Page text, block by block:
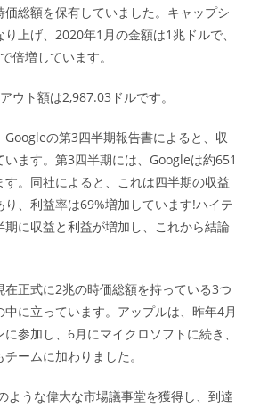
総額を保有していました。キャップシ
上げ、2020年1月の金額は1兆ドルで、
倍増しています。
ウト額は2,987.03ドルです。
の第3四半期報告書によると、収
ます。第3四半期には、Googleは約651
。同社によると、これは四半期の収益
、利益率は69%増加しています!ハイテ
期に収益と利益が増加し、これから結論
在正式に2兆の時価総額を持っている3つ
に立っています。アップルは、昨年4月
参加し、6月にマイクロソフトに続き、
ームに加わりました。
ような偉大な市場議事堂を獲得し、到達